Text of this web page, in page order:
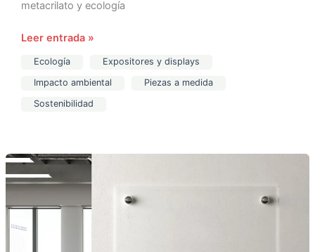
metacrilato y ecología
Leer entrada »
Ecología
Expositores y displays
Impacto ambiental
Piezas a medida
Sostenibilidad
Placas
de